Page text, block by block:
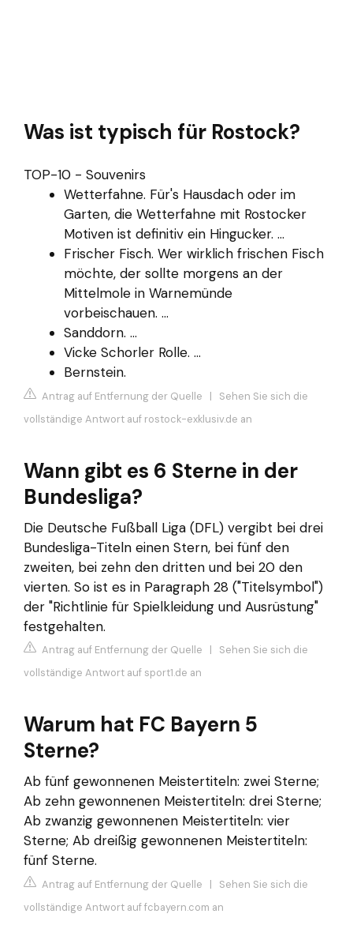
Was ist typisch für Rostock?
TOP-10 - Souvenirs
Wetterfahne. Für's Hausdach oder im
Garten, die Wetterfahne mit Rostocker
Motiven ist definitiv ein Hingucker. ...
Frischer Fisch. Wer wirklich frischen Fisch
möchte, der sollte morgens an der
Mittelmole in Warnemünde
vorbeischauen. ...
Sanddorn. ...
Vicke Schorler Rolle. ...
Bernstein.
Antrag auf Entfernung der Quelle | Sehen Sie sich die
vollständige Antwort auf rostock-exklusiv.de an
Wann gibt es 6 Sterne in der
Bundesliga?
Die Deutsche Fußball Liga (DFL) vergibt bei drei
Bundesliga-Titeln einen Stern, bei fünf den
zweiten, bei zehn den dritten und bei 20 den
vierten. So ist es in Paragraph 28 ("Titelsymbol")
der "Richtlinie für Spielkleidung und Ausrüstung"
festgehalten.
Antrag auf Entfernung der Quelle | Sehen Sie sich die
vollständige Antwort auf sport1.de an
Warum hat FC Bayern 5
Sterne?
Ab fünf gewonnenen Meistertiteln: zwei Sterne;
Ab zehn gewonnenen Meistertiteln: drei Sterne;
Ab zwanzig gewonnenen Meistertiteln: vier
Sterne; Ab dreißig gewonnenen Meistertiteln:
fünf Sterne.
Antrag auf Entfernung der Quelle | Sehen Sie sich die
vollständige Antwort auf fcbayern.com an